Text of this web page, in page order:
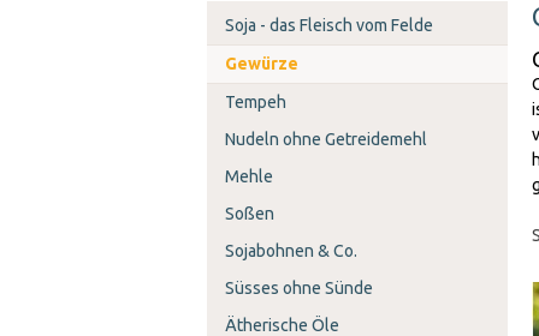
Soja - das Fleisch vom Felde
Gewürze
Tempeh
Nudeln ohne Getreidemehl
Mehle
Soßen
Sojabohnen & Co.
Süsses ohne Sünde
Ätherische Öle